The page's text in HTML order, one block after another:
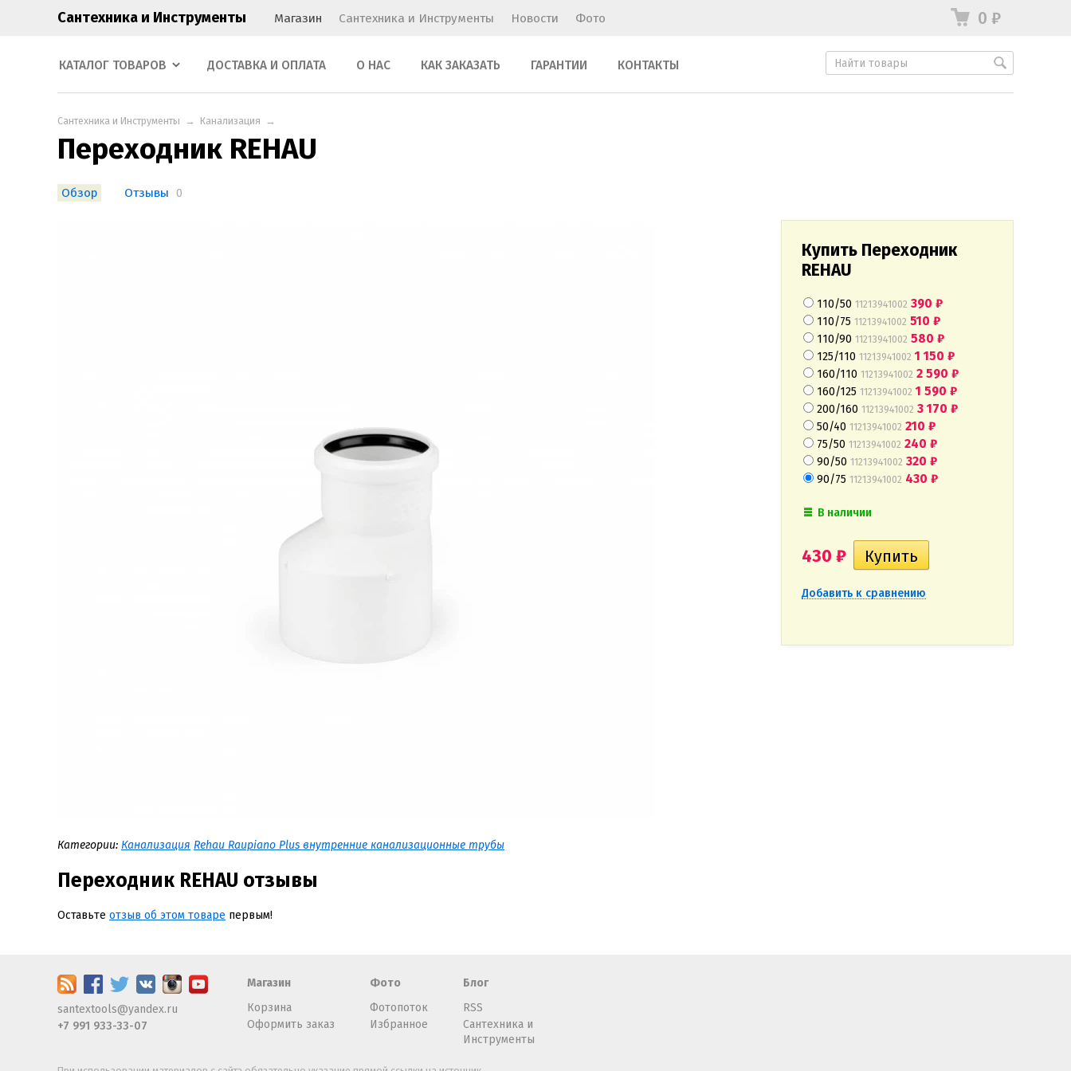
Сантехника и Инструменты Магазин Сантехника и Инструменты Новости Фото 0 ₽
КАТАЛОГ ТОВАРОВ ДОСТАВКА И ОПЛАТА О НАС КАК ЗАКАЗАТЬ ГАРАНТИИ КОНТАКТЫ
Сантехника и Инструменты → Канализация →
Переходник REHAU
Обзор Отзывы 0
Купить Переходник
REHAU
110/50 11213941002 390 ₽
110/75 11213941002 510 ₽
110/90 11213941002 580 ₽
125/110 11213941002 1 150 ₽
160/110 11213941002 2 590 ₽
160/125 11213941002 1 590 ₽
200/160 11213941002 3 170 ₽
50/40 11213941002 210 ₽
75/50 11213941002 240 ₽
90/50 11213941002 320 ₽
90/75 11213941002 430 ₽
В наличии
430 ₽
Добавить к сравнению
Категории: Канализация Rehau Raupiano Plus внутренние канализационные трубы
Переходник REHAU отзывы
Оставьте отзыв об этом товаре первым!
santextools@yandex.ru
+7 991 933-33-07
Магазин
Корзина
Оформить заказ
Фото
Фотопоток
Избранное
Блог
RSS
Сантехника и
Инструменты